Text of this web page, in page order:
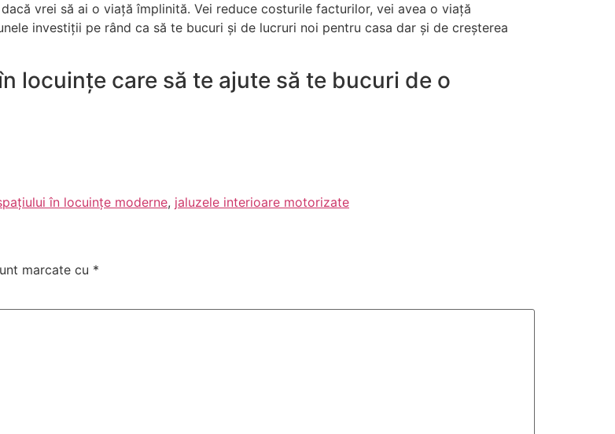
vrei să ai o viață împlinită. Vei reduce costurile facturilor, vei avea o viață
investiții pe rând ca să te bucuri și de lucruri noi pentru casa dar și de creșterea
locuințe care să te ajute să te bucuri de o
în locuințe moderne, jaluzele interioare motorizate
marcate cu *